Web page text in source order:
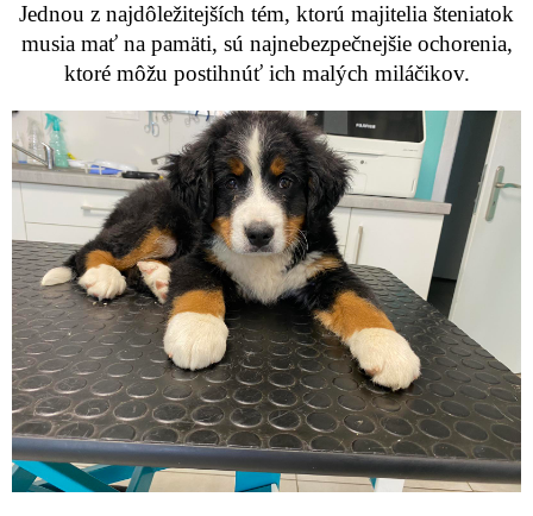
Jednou z najdôležitejších tém, ktorú majitelia šteniatok
musia mať na pamäti, sú najnebezpečnejšie ochorenia,
ktoré môžu postihnúť ich malých miláčikov.